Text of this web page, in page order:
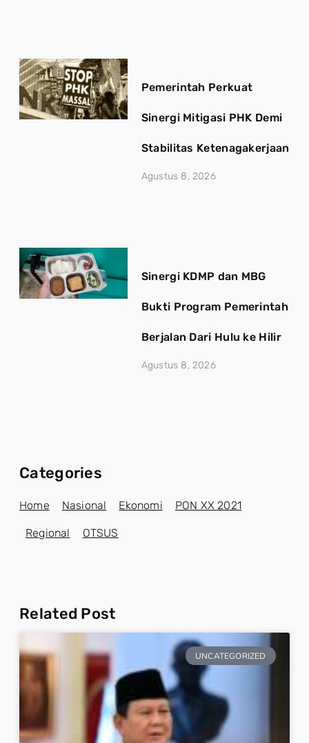
Pemerintah Perkuat
Sinergi Mitigasi PHK Demi
Stabilitas Ketenagakerjaan
Agustus 8, 2026
Sinergi KDMP dan MBG
Bukti Program Pemerintah
Berjalan Dari Hulu ke Hilir
Agustus 8, 2026
Categories
Home Nasional Ekonomi PON XX 2021
Regional OTSUS
Related Post
UNCATEGORIZED